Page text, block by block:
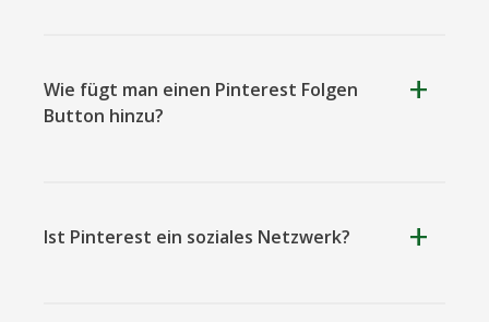
Amazon Discord Etsy
Wie fügt man einen Pinterest Folgen
Button hinzu?
Ist Pinterest ein soziales Netzwerk?